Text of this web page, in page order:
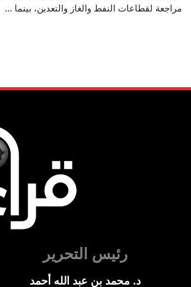
مراجعة لقطاعات النفط والغاز والتعدين، بينما ...
رئيس التحرير
د. محمد بن عبد الله أحمد